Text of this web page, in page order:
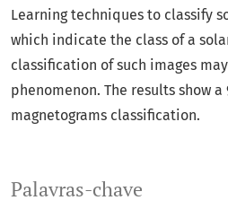
Palavras-chave
Learning techniques to classify
which indicate the class of a
classification of such images
phenomenon. The results show a
magnetograms classification.